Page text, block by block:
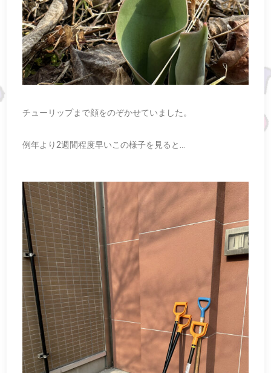
チューリップまで顔をのぞかせていました。
例年より2週間程度早いこの様子を見ると…